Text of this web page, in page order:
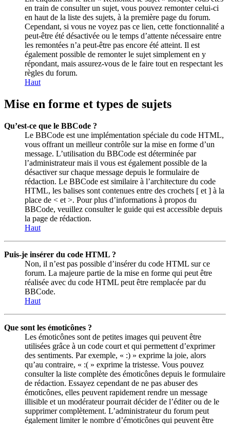
en train de consulter un sujet, vous pouvez remonter celui-ci
en haut de la liste des sujets, à la première page du forum.
Cependant, si vous ne voyez pas ce lien, cette fonctionnalité a
peut-être été désactivée ou le temps d’attente nécessaire entre
les remontées n’a peut-être pas encore été atteint. Il est
également possible de remonter le sujet simplement en y
répondant, mais assurez-vous de le faire tout en respectant les
règles du forum.
Haut
Mise en forme et types de sujets
Qu’est-ce que le BBCode ?
Le BBCode est une implémentation spéciale du code HTML,
vous offrant un meilleur contrôle sur la mise en forme d’un
message. L’utilisation du BBCode est déterminée par
l’administrateur mais il vous est également possible de la
désactiver sur chaque message depuis le formulaire de
rédaction. Le BBCode est similaire à l’architecture du code
HTML, les balises sont contenues entre des crochets [ et ] à la
place de < et >. Pour plus d’informations à propos du
BBCode, veuillez consulter le guide qui est accessible depuis
la page de rédaction.
Haut
Puis-je insérer du code HTML ?
Non, il n’est pas possible d’insérer du code HTML sur ce
forum. La majeure partie de la mise en forme qui peut être
réalisée avec du code HTML peut être remplacée par du
BBCode.
Haut
Que sont les émoticônes ?
Les émoticônes sont de petites images qui peuvent être
utilisées grâce à un code court et qui permettent d’exprimer
des sentiments. Par exemple, « :) » exprime la joie, alors
qu’au contraire, « :( » exprime la tristesse. Vous pouvez
consulter la liste complète des émoticônes depuis le formulaire
de rédaction. Essayez cependant de ne pas abuser des
émoticônes, elles peuvent rapidement rendre un message
illisible et un modérateur pourrait décider de l’éditer ou de le
supprimer complètement. L’administrateur du forum peut
également limiter le nombre d’émoticônes qui peuvent être